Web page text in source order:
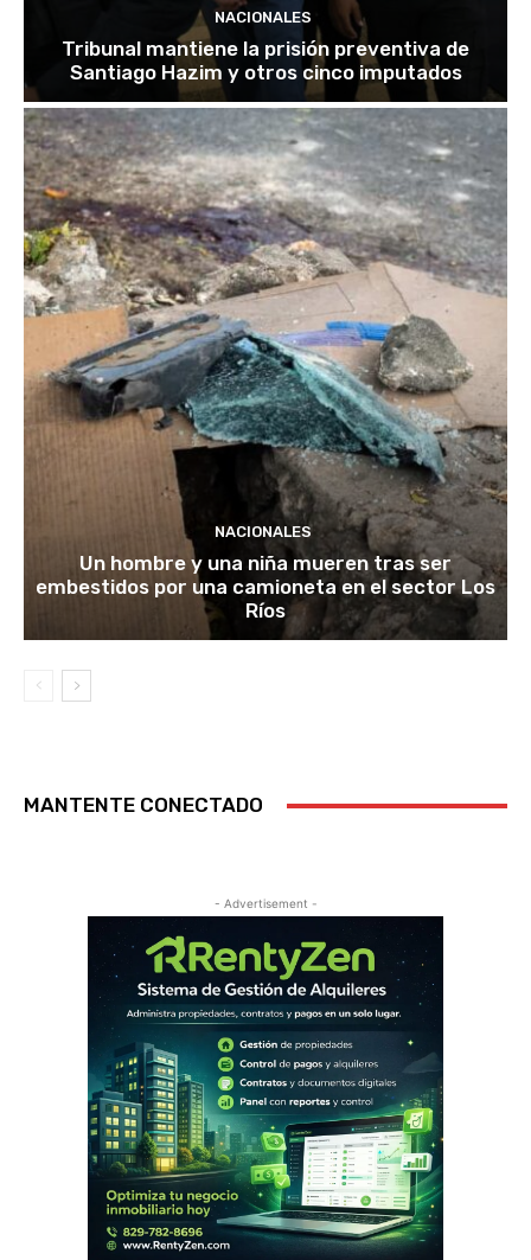
NACIONALES
Tribunal mantiene la prisión preventiva de
Santiago Hazim y otros cinco imputados
NACIONALES
Un hombre y una niña mueren tras ser
embestidos por una camioneta en el sector Los
Ríos
MANTENTE CONECTADO
- Advertisement -